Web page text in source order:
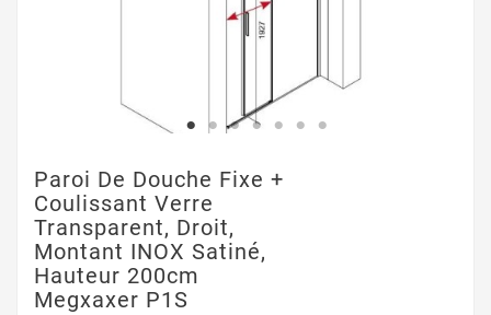
Paroi De Douche Fixe +
Coulissant Verre
Transparent, Droit,
Montant INOX Satiné,
Hauteur 200cm
Megxaxer P1S